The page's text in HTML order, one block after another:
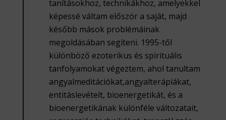
tanításokhoz, technikákhoz, amelyekkel
képessé váltam először a saját, majd
később mások problémáinak
megoldásában segíteni. 1995-től
különböző ezoterikus és spirituális
tanfolyamokat végeztem, ahol tanultam
angyalmeditációkat,angyalterápiákat,
entitáslevételt, bioenergetikát, és a
bioenergetikának különféle változatait,